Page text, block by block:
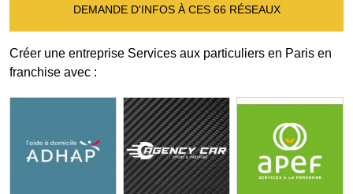
DEMANDE D'INFOS À CES 66 RÉSEAUX
Créer une entreprise Services aux particuliers en Paris en
franchise avec :